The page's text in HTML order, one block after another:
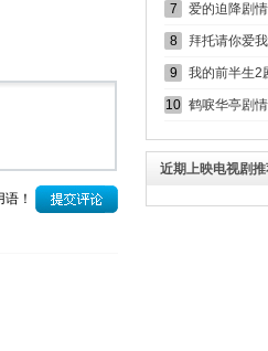
！
7 爱的迫降剧
8 拜托请你爱
9 我的前半生2
10 鹤唳华亭剧
近期上映电视剧